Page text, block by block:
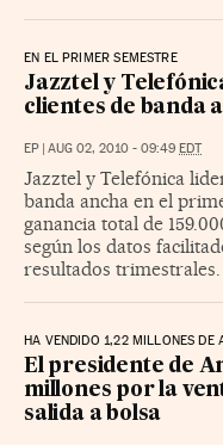
EN EL PRIMER SEMESTRE
Jazztel y
clientes de banda
EP | AUG 02, 2010 - 09:49 EDT
Jazztel y Telefónica
banda ancha en el
ganancia total de
según los datos
resultados trimestrales.
HA VENDIDO 1,22 MILLONES DE
El presidente de
millones por la
salida a bolsa